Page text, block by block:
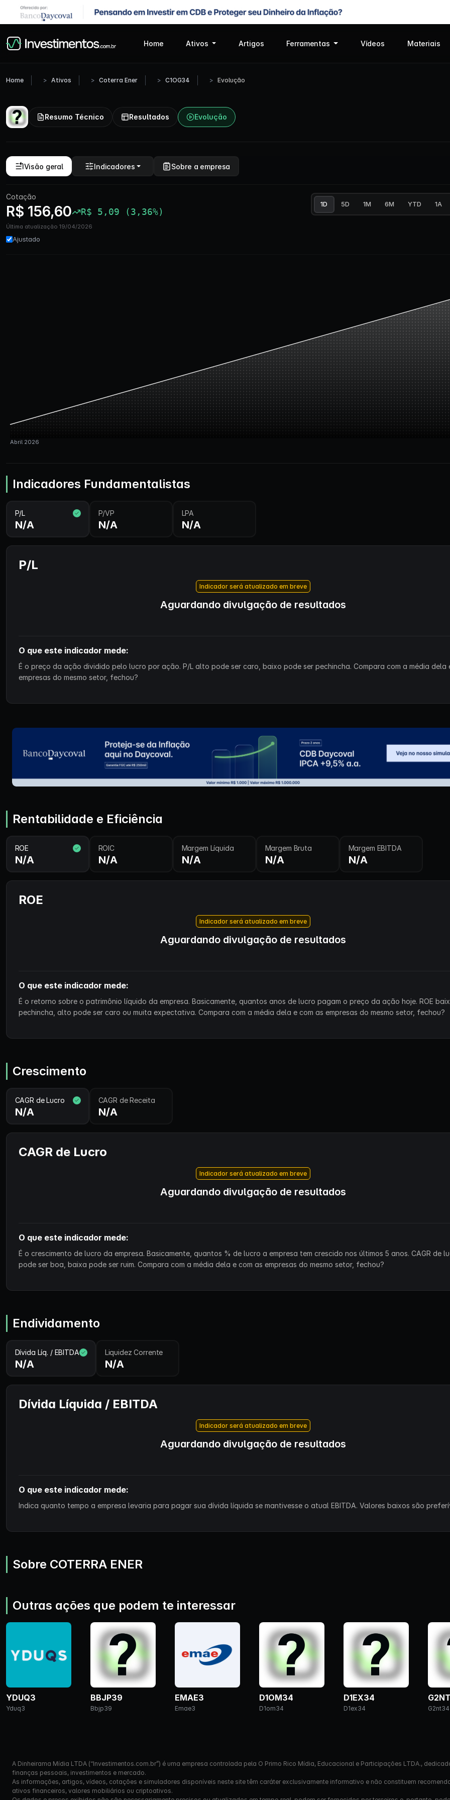
Home Ativos Artigos Ferramentas Vídeos Materiais
Home Ativos Coterra Ener C1OG34 Evolução
Resumo Técnico Resultados Evolução
Visão geral Indicadores Sobre a empresa
Cotação
R$ 156,60 R$ 5,09 (3,36%)
Última atualização 19/04/2026
Ajustado
1D 5D 1M 6M YTD 1A
Indicadores Fundamentalistas
P/L
N/A
P/VP
N/A
LPA
N/A
P/L
Indicador será atualizado em breve
Aguardando divulgação de resultados
O que este indicador mede:
É o preço da ação dividido pelo lucro por ação. P/L alto pode ser caro, baixo pode ser pechincha. Compara com a média dela
empresas do mesmo setor, fechou?
Rentabilidade e Eficiência
ROE
N/A
ROIC
N/A
Margem Líquida
N/A
Margem Bruta
N/A
Margem EBITDA
N/A
ROE
Indicador será atualizado em breve
Aguardando divulgação de resultados
O que este indicador mede:
É o retorno sobre o patrimônio líquido da empresa. Basicamente, quantos anos de lucro pagam o preço da ação hoje. ROE
pechincha, alto pode ser caro ou muita expectativa. Compara com a média dela e com as empresas do mesmo setor, fechou?
Crescimento
CAGR de Lucro
N/A
CAGR de Receita
N/A
CAGR de Lucro
Indicador será atualizado em breve
Aguardando divulgação de resultados
O que este indicador mede:
É o crescimento de lucro da empresa. Basicamente, quantos % de lucro a empresa tem crescido nos últimos 5 anos. CAGR de
pode ser boa, baixa pode ser ruim. Compara com a média dela e com as empresas do mesmo setor, fechou?
Endividamento
Dívida Líq. / EBITDA
N/A
Liquidez Corrente
N/A
Dívida Líquida / EBITDA
Indicador será atualizado em breve
Aguardando divulgação de resultados
O que este indicador mede:
Indica quanto tempo a empresa levaria para pagar sua dívida líquida se mantivesse o atual EBITDA. Valores baixos são
Sobre COTERRA ENER
Outras ações que podem te interessar
YDUQ3
Yduq3
BBJP39
Bbjp39
EMAE3
Emae3
D1OM34
D1om34
D1EX34
D1ex34 G2nt34
A Dinheirama Mídia LTDA (“Investimentos.com.br”) é uma empresa controlada pela O Primo Rico Mídia, Educacional e Participações LTDA.,
finanças pessoais, investimentos e mercado.
As informações, artigos, vídeos, cotações e simuladores disponíveis neste site têm caráter exclusivamente informativo e não constituem
ativos financeiros, valores mobiliários ou criptoativos.